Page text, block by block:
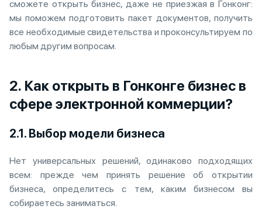
сможете открыть бизнес, даже не приезжая в Гонконг:
мы поможем подготовить пакет документов, получить
все необходимые свидетельства и проконсультируем по
любым другим вопросам.
2. Как открыть в Гонконге бизнес в
сфере электронной коммерции?
2.1. Выбор модели бизнеса
Нет универсальных решений, одинаково подходящих
всем: прежде чем принять решение об открытии
бизнеса, определитесь с тем, каким бизнесом вы
собираетесь заниматься.